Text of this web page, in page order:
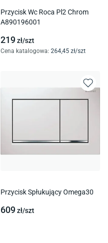
Przycisk Wc Roca Pl2 Chrom
A890196001
219zł/szt
Cena katalogowa: 264,45 zł/szt
Przycisk Spłukujący Omega30
609zł/szt